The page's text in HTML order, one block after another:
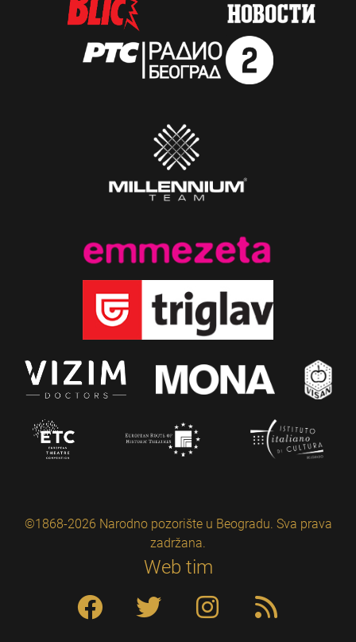
©1868-2026 Narodno pozorište u Beogradu. Sva prava
zadržana.
Web tim